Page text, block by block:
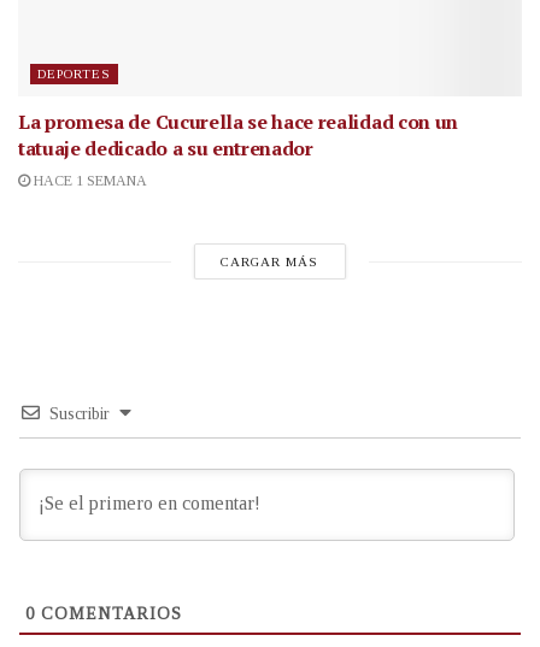
DEPORTES
La promesa de Cucurella se hace realidad con un
tatuaje dedicado a su entrenador
HACE 1 SEMANA
CARGAR MÁS
Suscribir
0 COMENTARIOS